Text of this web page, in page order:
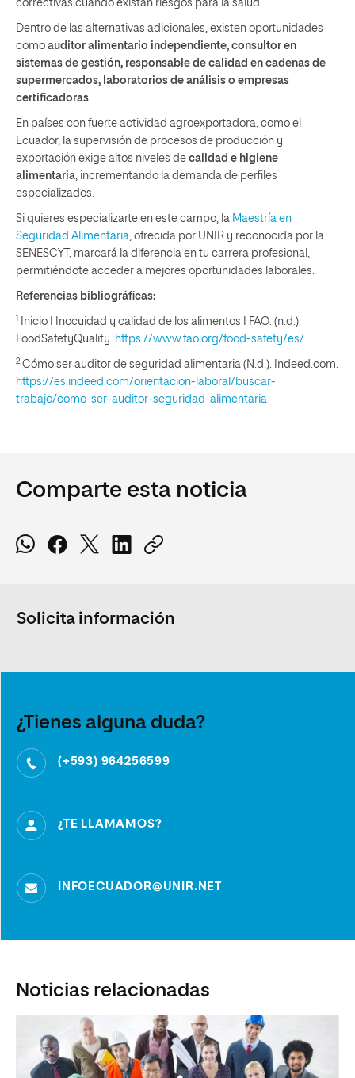
correctivas cuando existan riesgos para la salud.
Dentro de las alternativas adicionales, existen oportunidades
como auditor alimentario independiente, consultor en
sistemas de gestión, responsable de calidad en cadenas de
supermercados, laboratorios de análisis o empresas
certificadoras.
En países con fuerte actividad agroexportadora, como el
Ecuador, la supervisión de procesos de producción y
exportación exige altos niveles de calidad e higiene
alimentaria, incrementando la demanda de perfiles
especializados.
Si quieres especializarte en este campo, la Maestría en
Seguridad Alimentaria, ofrecida por UNIR y reconocida por la
SENESCYT, marcará la diferencia en tu carrera profesional,
permitiéndote acceder a mejores oportunidades laborales.
Referencias bibliográficas:
1
Inicio I Inocuidad y calidad de los alimentos I FAO. (n.d.).
FoodSafetyQuality. https://www.fao.org/food-safety/es/
2Cómo ser auditor de seguridad alimentaria (N.d.). Indeed.com.
https://es.indeed.com/orientacion-laboral/buscar-
trabajo/como-ser-auditor-seguridad-alimentaria
Comparte esta noticia
Solicita información
¿Tienes alguna duda?
(+593) 964256599
¿TE LLAMAMOS?
INFOECUADOR@UNIR.NET
Noticias relacionadas